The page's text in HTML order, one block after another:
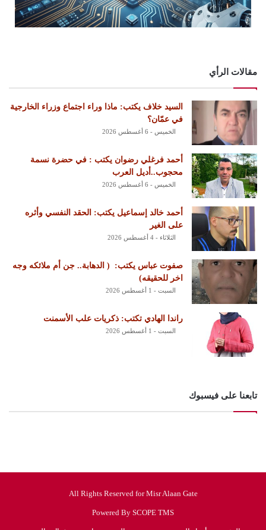
مقالات الرأي
السيد خلاف يكتب: ماذا وراء اجتماع وزراء الخارجية
في عمّان؟
الخميس - 6 أغسطس 2026
أحمد فرغلي رضوان يكتب : في حضرة نسمة
محجوب..أديل العرب
الخميس - 6 أغسطس 2026
أحمد خالد إسماعيل يكتب: الحقد النفسي وأثره
على الغير
الثلاثاء - 4 أغسطس 2026
‏صفوت عباس يكتب: ‏ ‏( الدهابة.. جن أم ملائكه وجه
اخر للحقيقه)
السبت - 1 أغسطس 2026
راندا الهادي تكتب: ذكريات علب الأسمنت
السبت - 1 أغسطس 2026
تابعنا على فيسبوك
All Rights Reserved for Misr Alaan Gate
Powered By SCOPE TMS